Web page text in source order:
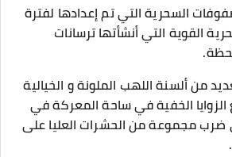
السحرية التي تم إعدادها لفترة
القوية التي أنشأتها ترسانات
من ألسنة اللهب الملونة و الخيالية
الخفية في ساحة المعركة في
ضرب مجموعة من الحشرات العليا على